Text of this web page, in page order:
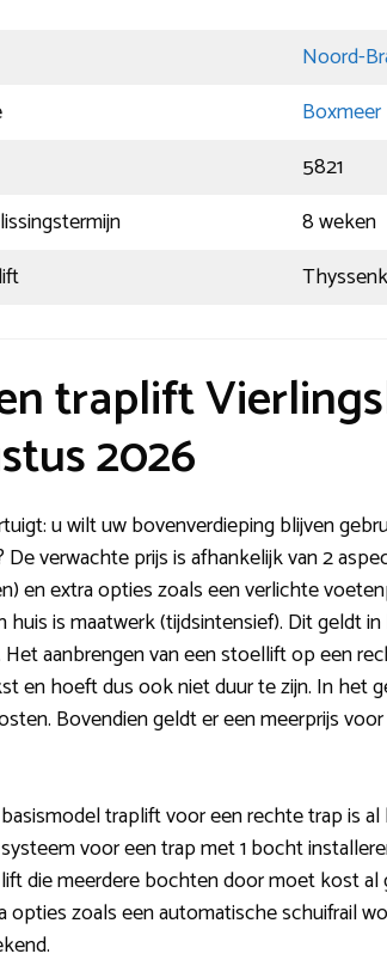
Noord-
Boxmeer
5821
8 weken
traplift
2026
u wilt uw bovenverdieping blijven
verwachte prijs is afhankelijk van 2
en extra opties zoals een verlichte
huis is maatwerk (tijdsintensief). Dit geldt
Het aanbrengen van een stoellift op een
en hoeft dus ook niet duur te zijn. In het
Bovendien geldt er een meerprijs
traplift voor een rechte trap is
voor een trap met 1 bocht
die meerdere bochten door moet kost
opties zoals een automatische schuifrail